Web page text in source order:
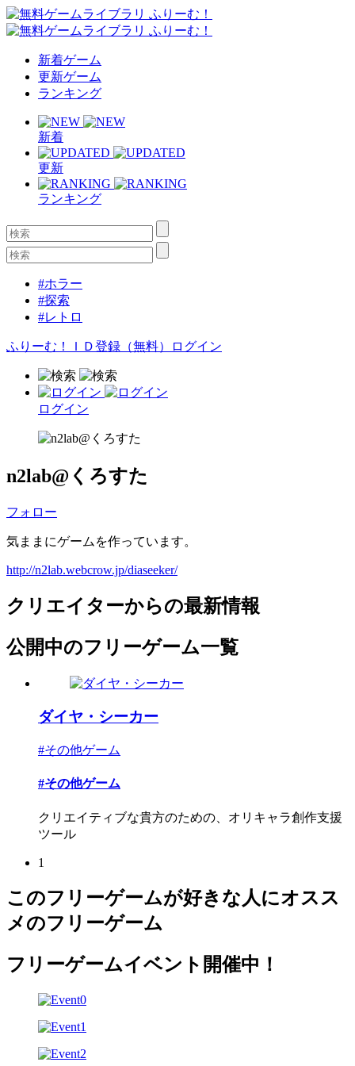
新着ゲーム
更新ゲーム
ランキング
新着
更新
ランキング
#ホラー
#探索
#レトロ
ふりーむ！ＩＤ登録（無料） ログイン
ログイン
n2lab@くろすた
フォロー
気ままにゲームを作っています。
http://n2lab.webcrow.jp/diaseeker/
クリエイターからの最新情報
公開中のフリーゲーム一覧
ダイヤ・シーカー
#その他ゲーム
#その他ゲーム
クリエイティブな貴方のための、オリキャラ創作支援
ツール
1
このフリーゲームが好きな人にオスス
メのフリーゲーム
フリーゲームイベント開催中！